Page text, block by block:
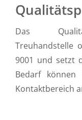
Das
Treuhandstelle
9001 und setzt
Bedarf
Kontaktbereich